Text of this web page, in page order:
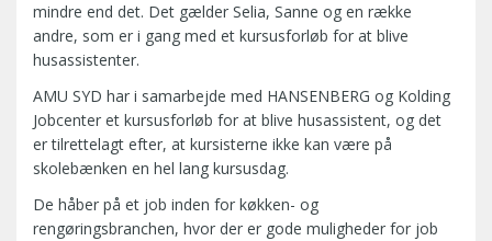
mindre end det. Det gælder Selia, Sanne og en række
andre, som er i gang med et kursusforløb for at blive
husassistenter.
AMU SYD har i samarbejde med HANSENBERG og Kolding
Jobcenter et kursusforløb for at blive husassistent, og det
er tilrettelagt efter, at kursisterne ikke kan være på
skolebænken en hel lang kursusdag.
De håber på et job inden for køkken- og
rengøringsbranchen, hvor der er gode muligheder for job